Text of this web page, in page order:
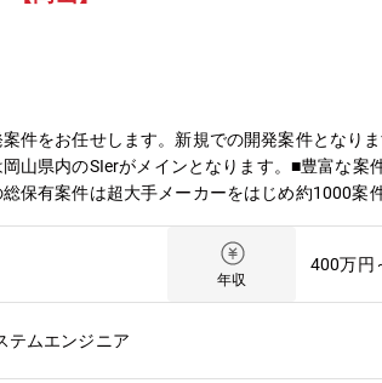
件をお任せします。新規での開発案件となり
山県内のSIerがメインとなります。■豊富な案
保有案件は超大手メーカーをはじめ約1000案
Linuxなどの各種サーバ設計、構築、運用経験
年収
400万円
テムエンジニア